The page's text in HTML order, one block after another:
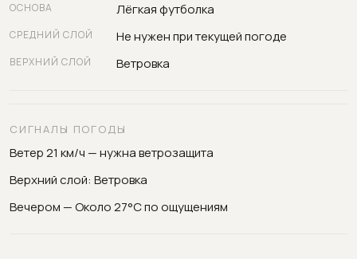
ОСНОВА Лёгкая футболка
СРЕДНИЙ СЛОЙ Не нужен при текущей погоде
ВЕРХНИЙ СЛОЙ Ветровка
СИГНАЛЫ ПОГОДЫ
Ветер 21 км/ч — нужна ветрозащита
Верхний слой: Ветровка
Вечером — Около 27°C по ощущениям